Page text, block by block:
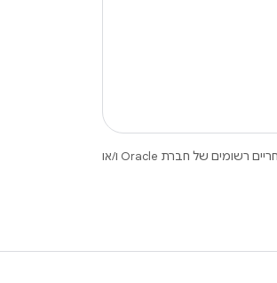
.‏ Java ו-OpenJDK הם סימנים מסחריים או סימנים מסחריים רשומים של חברת Oracle ו/או